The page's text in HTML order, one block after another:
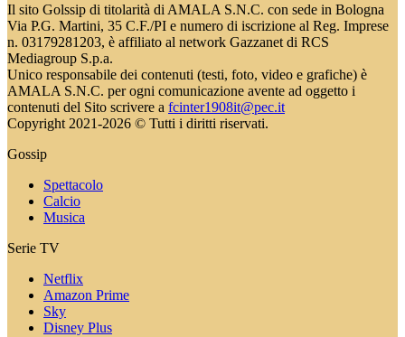
Il sito Golssip di titolarità di AMALA S.N.C. con sede in Bologna
Via P.G. Martini, 35 C.F./PI e numero di iscrizione al Reg. Imprese
n. 03179281203, è affiliato al network Gazzanet di RCS
Mediagroup S.p.a.
Unico responsabile dei contenuti (testi, foto, video e grafiche) è
AMALA S.N.C. per ogni comunicazione avente ad oggetto i
contenuti del Sito scrivere a fcinter1908it@pec.it
Copyright 2021-2026 © Tutti i diritti riservati.
Gossip
Spettacolo
Calcio
Musica
Serie TV
Netflix
Amazon Prime
Sky
Disney Plus